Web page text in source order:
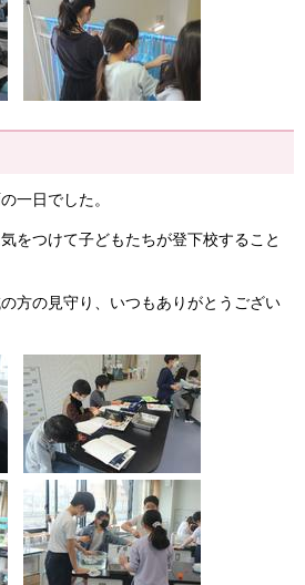
一日でした。
をつけて子どもたちが登下校すること
方の見守り、いつもありがとうござい